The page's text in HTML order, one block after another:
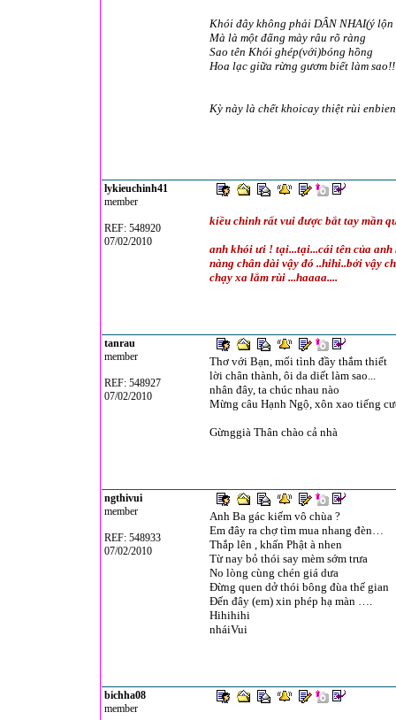
Khói đây không phải DÂN NHAI(ý
Mà là một đấng mày râu rõ ràng
Sao tên Khói ghép(với)bóng hồng
Hoa lạc giữa rừng gươm biết làm
Kỳ này là chết khoicay thiệt rùi
lykieuchinh41
member
REF: 548920
07/02/2010
kiều chinh rất vui được bắt tay mần
anh khói ưi ! tại...tại...cái tên của
nàng chân dài vậy đó ..hihi..bởi vậy
chạy xa lắm rùi ...haaaa....
tanrau
member
REF: 548927
07/02/2010
Thơ với Bạn, mối tình đầy thắm thiết
lời chân thành, ôi da diết làm sao...
nhân đây, ta chúc nhau nào
Mừng câu Hạnh Ngộ, xôn xao tiếng
Gừnggià Thân chào cả nhà
ngthivui
member
REF: 548933
07/02/2010
Anh Ba gác kiếm vô chùa ?
Em đây ra chợ tìm mua nhang đèn…
Thắp lên , khấn Phật à nhen
Từ nay bỏ thói say mèm sớm trưa
No lòng cùng chén giá dưa
Đừng quen dở thói bông đùa thế gian
Đến đây (em) xin phép hạ màn ….
Hihihihi
nháiVui
bichha08
member